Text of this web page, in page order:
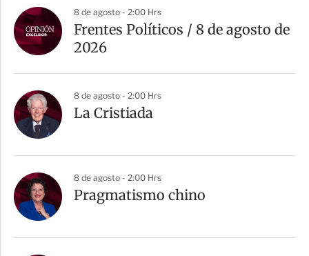
8 de agosto - 2:00 Hrs
Frentes Políticos / 8 de agosto de
2026
8 de agosto - 2:00 Hrs
La Cristiada
8 de agosto - 2:00 Hrs
Pragmatismo chino